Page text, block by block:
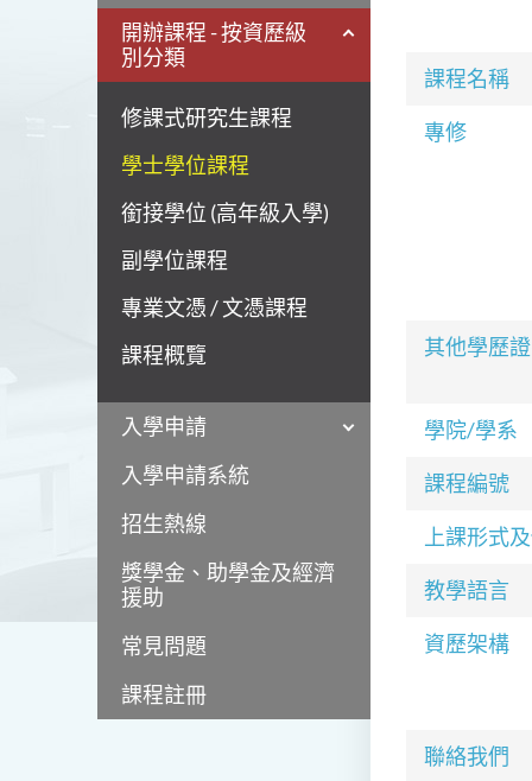
開辦課程 - 按資歷級
別分類
修課式研究生課程
學士學位課程
銜接學位 (高年級入學)
副學位課程
專業文憑 / 文憑課程
課程概覽
入學申請
入學申請系統
招生熱線
獎學金、助學金及經濟
援助
常見問題
課程註冊
課程名稱
專修
其他學歷
學院/學系
課程編號
上課形式
教學語言
資歷架構
聯絡我們